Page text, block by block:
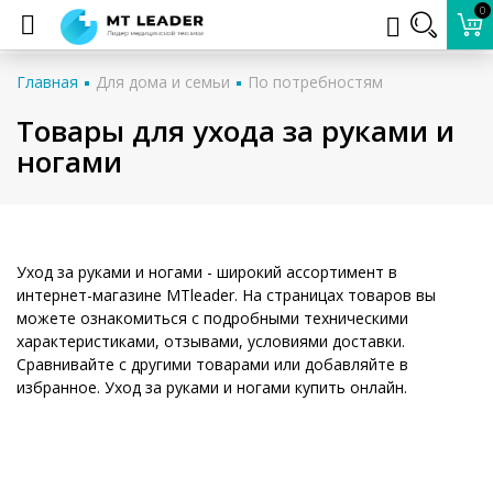
0
Главная Для дома и семьи По потребностям
Товары для ухода за руками и
ногами
Уход за руками и ногами - широкий ассортимент в
интернет-магазине MTleader. На страницах товаров вы
можете ознакомиться с подробными техническими
характеристиками, отзывами, условиями доставки.
Сравнивайте с другими товарами или добавляйте в
избранное. Уход за руками и ногами купить онлайн.